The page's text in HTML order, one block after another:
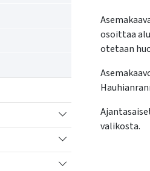
Vaihda
Vaihda alasvetovalikkoa
Vaihda alasvetovalikkoa
osoittaa
otetaan
valikosta.